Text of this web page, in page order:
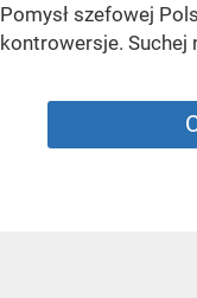
Pomysł szefowej
kontrowersje. Suchej